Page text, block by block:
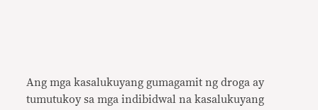
Ang mga kasalukuyang gumagamit ng droga ay
tumutukoy sa mga indibidwal na kasalukuyang